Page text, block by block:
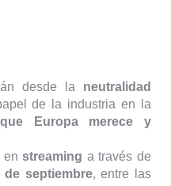
desde la neutralidad
de la industria en la
Europa merece y
enstreaming a través de
de septiembre, entre las